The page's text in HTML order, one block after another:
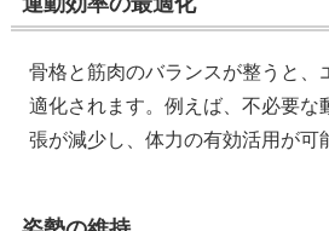
骨格と筋肉のバランスが整うと、
適化されます。例えば、不必要な
張が減少し、体力の有効活用が可